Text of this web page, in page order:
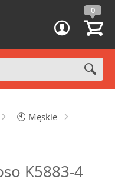
0
🕙 Męskie
K5883-4